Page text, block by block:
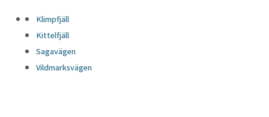
Klimpfjäll
Kittelfjäll
Sagavägen
Vildmarksvägen